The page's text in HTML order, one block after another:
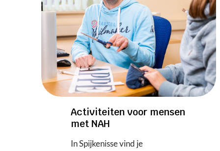
Activiteiten voor mensen
met NAH
In Spijkenisse vind je